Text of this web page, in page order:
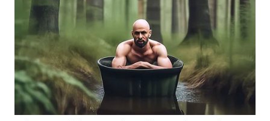
SPORT
WAHANA
UMKM
WAHANA
SELEB